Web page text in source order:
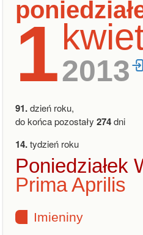
12013
91.dzień roku,
do końca pozostały 274dni
14.tydzień roku
Poniedziałek
Prima Aprilis
Imieniny